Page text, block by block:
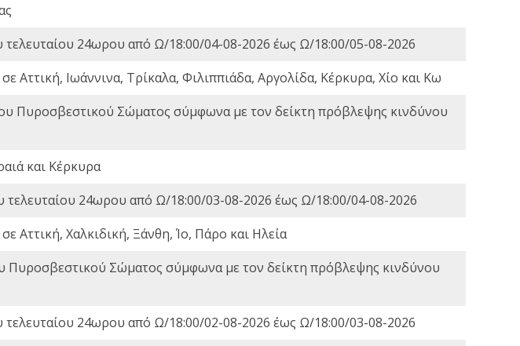
τελευταίου 24ωρου από Ω/18:00/04-08-2026 έως Ω/18:00/05-08-2026
Αττική, Ιωάννινα, Τρίκαλα, Φιλιππιάδα, Αργολίδα, Κέρκυρα, Χίο και Κω
Πυροσβεστικού Σώματος σύμφωνα με τον δείκτη πρόβλεψης κινδύνου
και Κέρκυρα
τελευταίου 24ωρου από Ω/18:00/03-08-2026 έως Ω/18:00/04-08-2026
Αττική, Χαλκιδική, Ξάνθη, Ίο, Πάρο και Ηλεία
Πυροσβεστικού Σώματος σύμφωνα με τον δείκτη πρόβλεψης κινδύνου
τελευταίου 24ωρου από Ω/18:00/02-08-2026 έως Ω/18:00/03-08-2026